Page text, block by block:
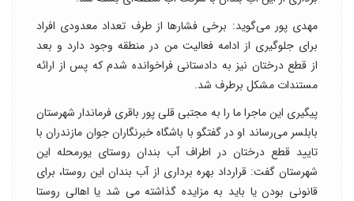
مهدی پور می‌گوید: برخی فشار‌ها از طرف تعداد معدودی افراد
برای جلوگیری از ادامه فعالیت من در منطقه وجود دارد و بعد
از قطع درختان نیز به دادستانی فراخوانده شدم که پس از ارائه
مستندات مشکل برطرف شد.
پیگیری این ماجرا ما را به مجتبی قلی پور باقری فرماندار شهرستان
بابلسر می‌رساند او در گفتگو با باشگاه خبرنگاران جوان مازندران با
تایید قطع درختان در اطراف آب بندان روستای یورمحله این
شهرستان گفت: قرارداد بهره برداری از آب بندان این روستا، برای
قانونی بودن یا باید به مزایده گذاشته می شد یا اهالی روستا